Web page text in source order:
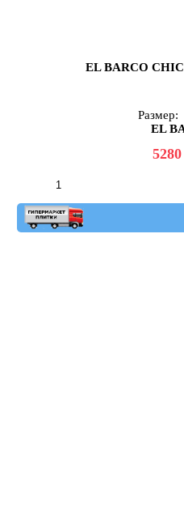
EL BARCO
Размер:
EL
5280